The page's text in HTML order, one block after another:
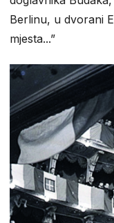
Berlinu, u dvorani
mjesta...”